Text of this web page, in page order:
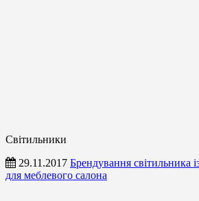
Світильники
29.11.2017 Брендування світильника
для меблевого салона